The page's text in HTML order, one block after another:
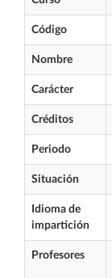
Código
Nombre
Carácter
Créditos
Periodo
Situación
Idioma de
impartición
Profesores